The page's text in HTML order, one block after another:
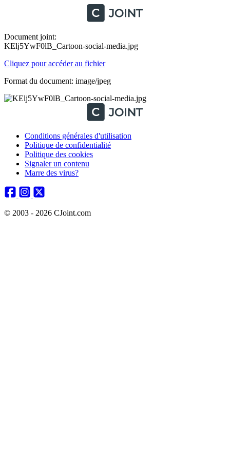
Document joint:
KElj5YwF0lB_Cartoon-social-media.jpg
Cliquez pour accéder au fichier
Format du document: image/jpeg
Conditions générales d'utilisation
Politique de confidentialité
Politique des cookies
Signaler un contenu
Marre des virus?
© 2003 - 2026 CJoint.com